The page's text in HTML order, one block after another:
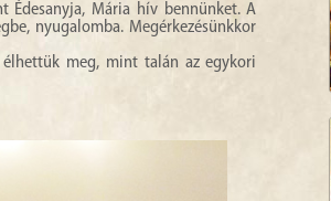
Édesanyja, Mária hív bennünket. A
nyugalomba. Megérkezésünkkor
élhettük meg, mint talán az egykori